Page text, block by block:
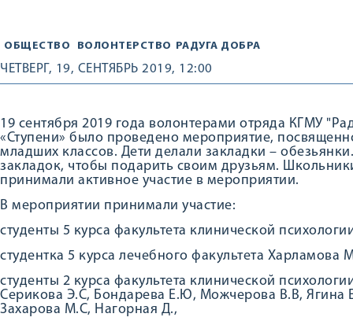
ОБЩЕСТВО ВОЛОНТЕРСТВО РАДУГА ДОБРА
ЧЕТВЕРГ, 19, СЕНТЯБРЬ 2019, 12:00
19 сентября 2019 года волонтерами отряда КГМУ
«Ступени» было проведено мероприятие,
младших классов. Дети делали закладки –
закладок, чтобы подарить своим друзьям.
принимали активное участие в мероприятии.
В мероприятии принимали участие:
студенты 5 курса факультета клинической
студентка 5 курса лечебного факультета Харламова
студенты 2 курса факультета клинической
Серикова Э.С, Бондарева Е.Ю, Можчерова В.В, Ягина
Захарова М.С, Нагорная Д.,